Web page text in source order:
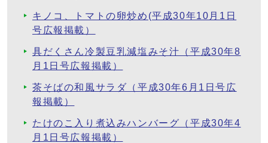
キノコ、トマトの卵炒め(平成30年10月1日
号広報掲載）
具だくさん冷製豆乳減塩みそ汁（平成30年8
月1日号広報掲載）
茶そばの和風サラダ（平成30年6月1日号広
報掲載）
たけのこ入り煮込みハンバーグ（平成30年4
月1日号広報掲載）